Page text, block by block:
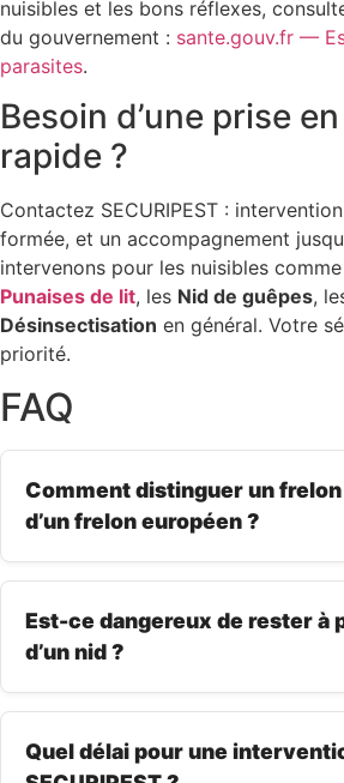
nuisibles et les bons réflexes,
du gouvernement : sante.gouv.fr —
parasites.
Besoin d’une prise
rapide ?
Contactez SECURIPEST :
formée, et un accompagnement
intervenons pour les nuisibles
Punaises de lit, les Nid de guêpes,
Désinsectisation en général. Votre
priorité.
FAQ
Comment distinguer un
d’un frelon européen ?
Est-ce dangereux de rester à
d’un nid ?
Quel délai pour une